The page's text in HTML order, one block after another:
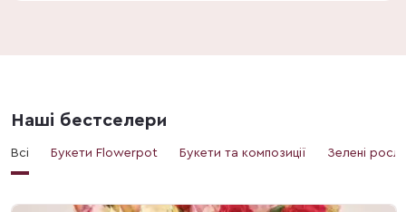
Наші бестселери
Всі Букети Flowerpot Букети та композиції Зелені